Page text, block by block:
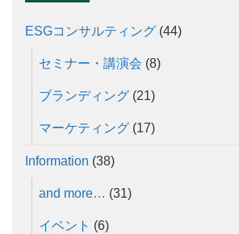
ESGコンサルティング (44)
セミナー・講演会 (8)
ブランディング (21)
マーケティング (17)
Information (38)
and more… (31)
イベント (6)